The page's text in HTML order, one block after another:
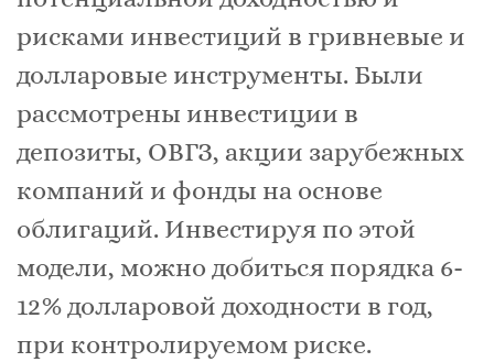
рисками инвестиций в гривневые и
долларовые инструменты. Были
рассмотрены инвестиции в
депозиты, ОВГЗ, акции зарубежных
компаний и фонды на основе
облигаций. Инвестируя по этой
модели, можно добиться порядка 6-
12% долларовой доходности в год,
при контролируемом риске.